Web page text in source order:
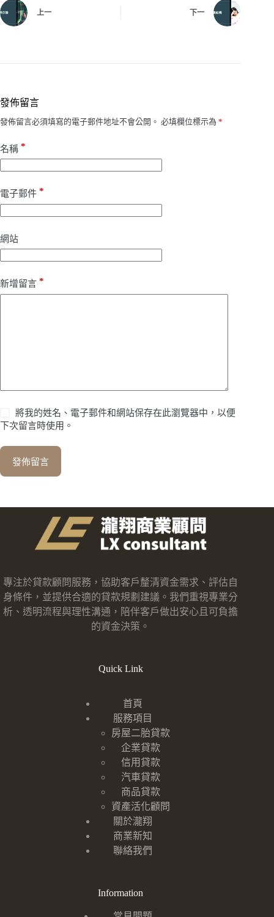
上一 下一
發佈留言
發佈留言必須填寫的電子郵件地址不會公開。 必填欄位標示為 *
名稱 *
電子郵件 *
網站
新增留言 *
將我的姓名、電子郵件和網站保存在此瀏覽器中，以便
下次留言時使用。
發佈留言
專注於貸款顧問服務，協助客戶釐清資金需求、評估自
身條件，並提供合適的貸款規劃建議。我們重視專業分
析、透明流程與理性溝通，陪伴客戶做出安心且可負擔
的資金決策。
Quick Link
首頁
服務項目
房屋二胎貸款
企業貸款
信用貸款
汽車貸款
商品貸款
資產活化顧問
關於瀧翔
商業新知
聯絡我們
Information